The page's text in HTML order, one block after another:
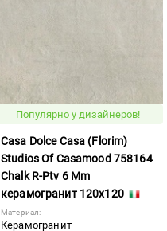
Популярно у дизайнеров!
Casa Dolce Casa (Florim)
Studios Of Casamood 758164
Chalk R-Ptv 6 Mm
керамогранит 120x120
Материал:
Керамогранит